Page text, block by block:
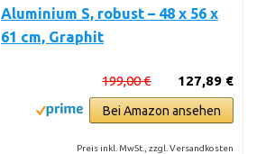
Aluminium S, robust – 48 x 56 x
61 cm, Graphit
127,89 €
199,00 €
Bei Amazon ansehen
Preis inkl. MwSt., zzgl. Versandkosten